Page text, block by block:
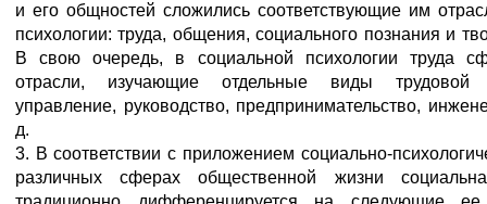
и его общностей сложились соответствующие им
психологии: труда, общения, социального познания и
В свою очередь, в социальной психологии труда
отрасли, изучающие отдельные виды трудовой
управление, руководство, предпринимательство,
д.
3. В соответствии с приложением социально-
различных сферах общественной жизни